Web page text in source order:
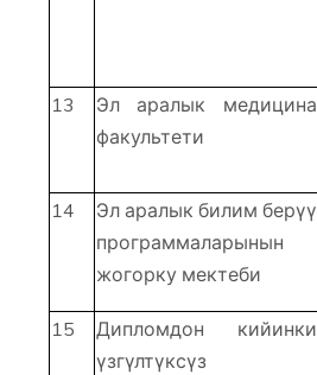
13
Эл аралык медицина
факультети
14
Эл аралык билим берүү
программаларынын
жогорку мектеби
15
Дипломдон кийинки
үзгүлтүксүз